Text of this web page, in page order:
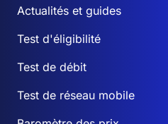
Actualités et guides
Test d'éligibilité
Test de débit
Test de réseau mobile